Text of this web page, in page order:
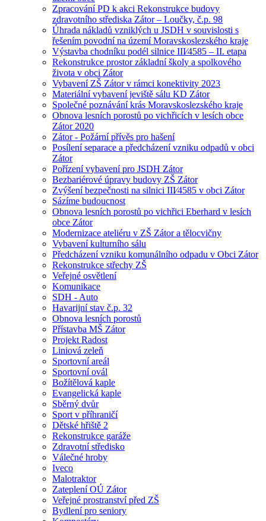
Zpracování PD k akci Rekonstrukce budovy
zdravotního střediska Zátor – Loučky, č.p. 98
Úhrada nákladů vzniklých u JSDH v souvislosti s
řešením povodní na území Moravskoslezského kraje
Výstavba chodníku podél silnice III⁄4585 – II. etapa
Rekonstrukce prostor základní školy a spolkového
života v obci Zátor
Vybavení ZŠ Zátor v rámci konektivity 2023
Materiální vybavení jeviště sálu KD Zátor
Společné poznávání krás Moravskoslezského kraje
Obnova lesních porostů po vichřicích v lesích obce
Zátor 2020
Zátor - Požární přívěs pro hašení
Posílení separace a předcházení vzniku odpadů v obci
Zátor
Pořízení vybavení pro JSDH Zátor
Bezbariérové úpravy budovy ZŠ Zátor
Zvýšení bezpečnosti na silnici III⁄4585 v obci Zátor
Sázíme budoucnost
Obnova lesních porostů po vichřici Eberhard v lesích
obce Zátor
Modernizace ateliéru v ZŠ Zátor a tělocvičny
Vybavení kulturního sálu
Předcházení vzniku komunálního odpadu v Obci Zátor
Rekonstrukce střechy ZŠ
Veřejné osvětlení
Komunikace
SDH - Auto
Havarijní stav č.p. 32
Obnova lesních porostů
Přístavba MŠ Zátor
Projekt Radost
Liniová zeleň
Sportovní areál
Sportovní ovál
Božítělová kaple
Evangelická kaple
Sběrný dvůr
Sport v příhraničí
Dětské hřiště 2
Rekonstrukce garáže
Zdravotní středisko
Válečné hroby
Iveco
Malotraktor
Zateplení OÚ Zátor
Veřejné prostranství před ZŠ
Bydlení pro seniory